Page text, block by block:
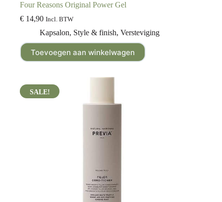
Four Reasons Original Power Gel
€ 14,90 Incl. BTW
Kapsalon, Style & finish, Versteviging
Toevoegen aan winkelwagen